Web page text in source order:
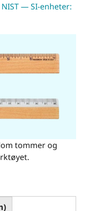
NIST — SI-enheter:
tommer og